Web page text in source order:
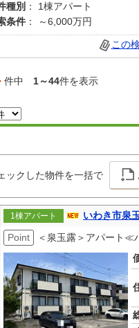
種別 ： 1棟アパート
条件 ： ～6,000万円
この
件中 1～44件を表示
ックした物件を一括で
1棟アパート
いわき市泉
Point
＜泉玉露＞アパート≪